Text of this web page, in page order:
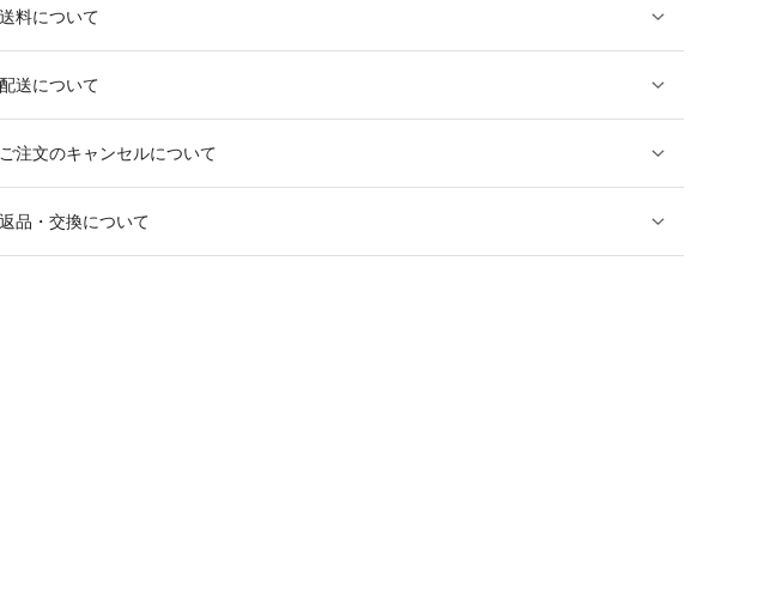
送料について
配送について
ご注文のキャンセルについて
返品・交換について